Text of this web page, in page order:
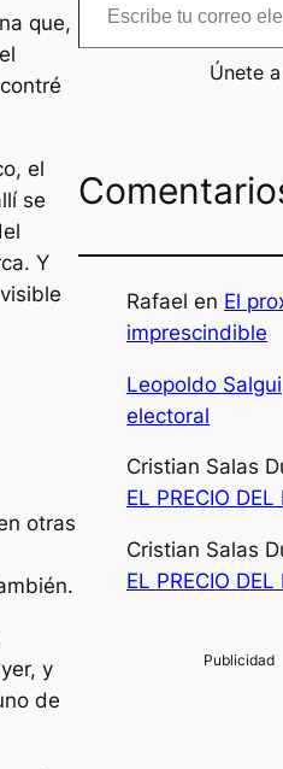
que,
el
se
Y
otras
y
de
Únete
Rafael en El
imprescindible
Leopoldo Salgui
electoral
Cristian Salas
EL PRECIO DEL
Cristian Salas
EL PRECIO DEL